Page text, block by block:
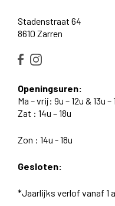
Stadenstraat 64
8610 Zarren
Openingsuren:
Ma – vrij: 9u – 12u & 13u –
Zat : 14u – 18u
Zon : 14u - 18u
Gesloten:
*Jaarlijks verlof vanaf 1